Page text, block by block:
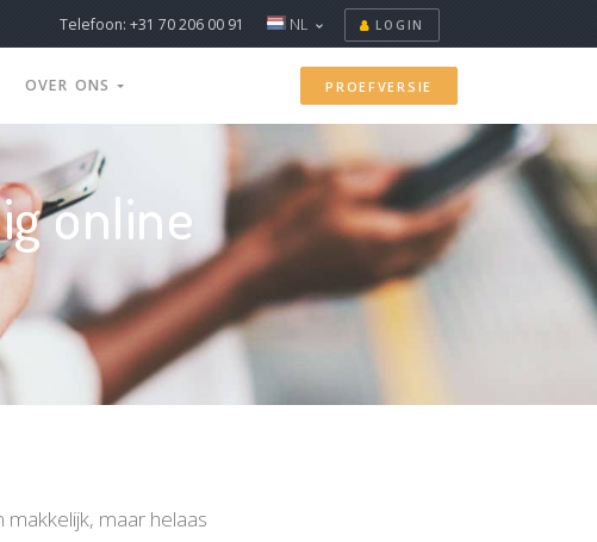
Telefoon: +31 70 206 00 91 NL LOGIN
OVER ONS PROEFVERSIE
online
maar helaas